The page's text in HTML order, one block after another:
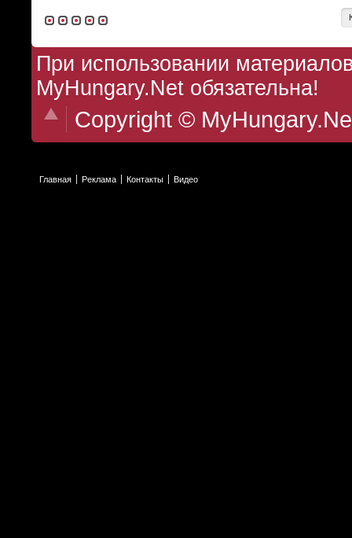
При использовании
MyHungary.Net обязательна!
Copyright ©
Главная Реклама Контакты Видео